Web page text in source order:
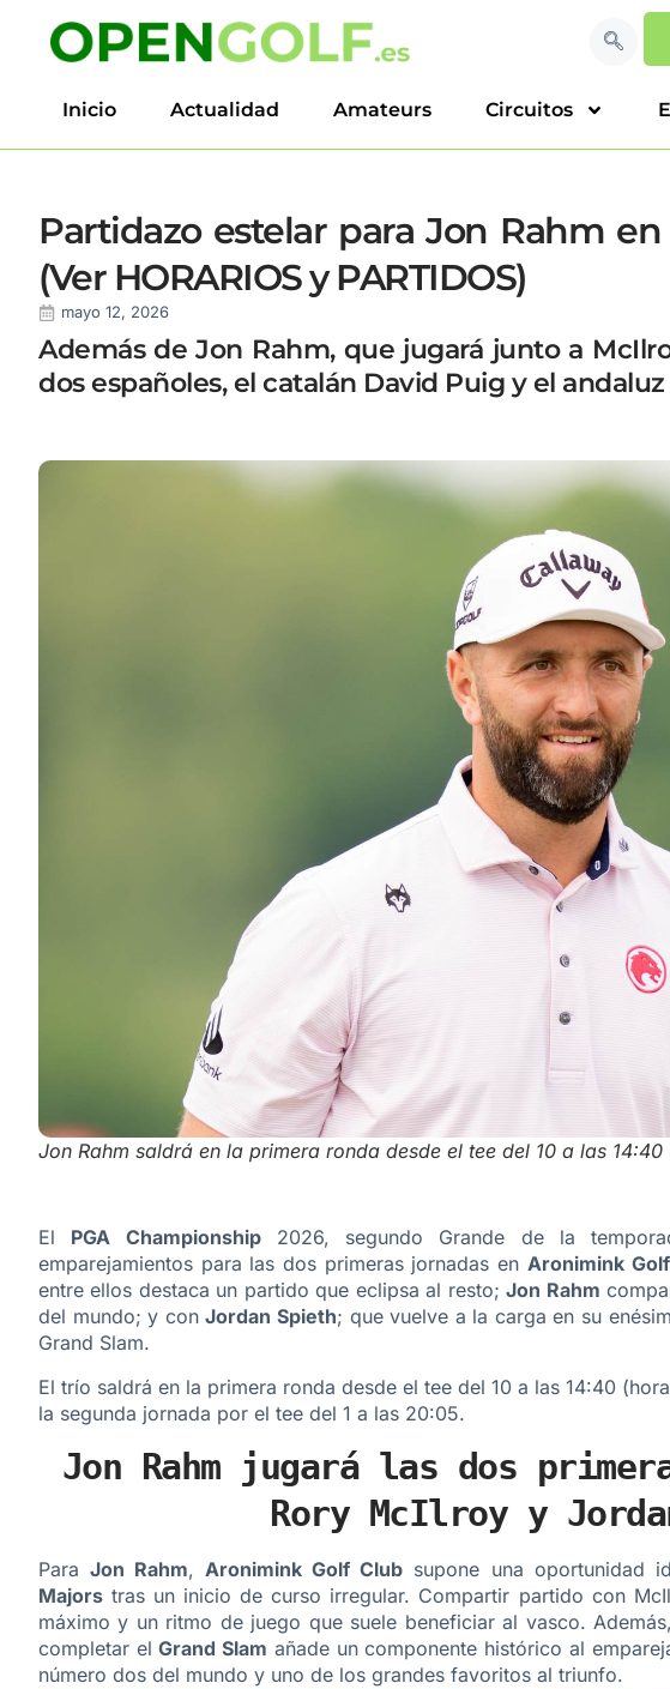
Inicio Actualidad Amateurs Circuitos
Partidazo estelar para Jon Rahm
(Ver HORARIOS y PARTIDOS)
mayo 12, 2026
Además de Jon Rahm, que jugará junto a
dos españoles, el catalán David Puig y el
Jon Rahm saldrá en la primera ronda desde el tee del 10 a las
El PGA Championship2026, segundo Grande de la
emparejamientos para las dos primeras jornadas en Aronimink
entre ellos destaca un partido que eclipsa al resto;Jon Rahm
del mundo; y conJordan Spieth; que vuelve a la carga en su
Grand Slam.
El trío saldrá en la primera ronda desde el tee del 10 a las 14:40
la segunda jornada por el tee del 1 a las 20:05.
Jon Rahm jugará las dos
Rory McIlroy y
ParaJon Rahm,Aronimink Golf Club supone una oportunidad
Majors tras un inicio de curso irregular. Compartir partido con
máximo y un ritmo de juego que suele beneficiar al vasco.
completar elGrand Slam añade un componente histórico al
número dos del mundo y uno de los grandes favoritos al triunfo.